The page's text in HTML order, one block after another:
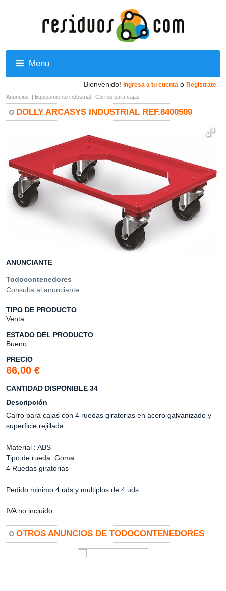
Menu
Bienvenido! Ingresa a tu cuenta ó Registrate
Anuncios | Equipamiento industrial | Carros para cajas
DOLLY ARCASYS INDUSTRIAL REF.8400509
ANUNCIANTE
Todocontenedores
Consulta al anunciante
TIPO DE PRODUCTO
Venta
ESTADO DEL PRODUCTO
Bueno
PRECIO
66,00 €
CANTIDAD DISPONIBLE 34
Descripción
Carro para cajas con 4 ruedas giratorias en acero galvanizado y
superficie rejillada
Material : ABS
Tipo de rueda: Goma
4 Ruedas giratorias
Pedido minimo 4 uds y multiplos de 4 uds
IVA no incluido
OTROS ANUNCIOS DE TODOCONTENEDORES